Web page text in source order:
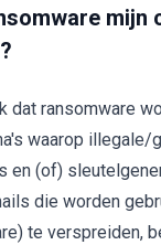
mijn
dat ransomware
waarop illegale/
en (of)
die worden
te verspreiden,